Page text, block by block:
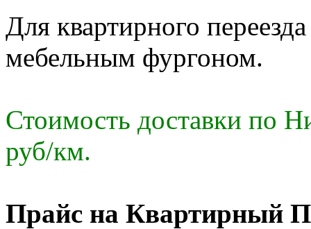
Для квартирного
мебельным фургоном.
Стоимость доставки по
руб/км.
Прайс на Квартирный